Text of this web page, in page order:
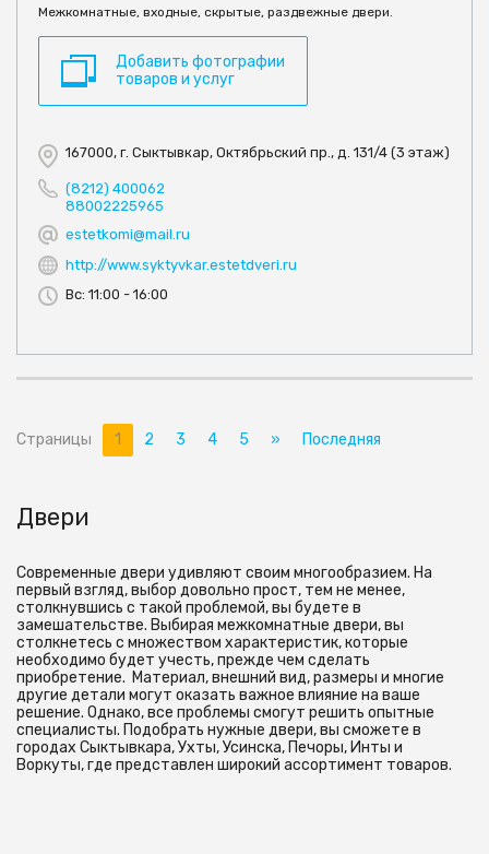
Межкомнатные, входные, скрытые, раздвежные двери.
Добавить фотографии
товаров и услуг
167000, г. Сыктывкар, Октябрьский пр., д. 131/4 (3 этаж)
(8212) 400062
88002225965
estetkomi@mail.ru
http://www.syktyvkar.estetdveri.ru
Вс: 11:00 - 16:00
Страницы 1 2 3 4 5 » Последняя
Двери
Современные двери удивляют своим многообразием. На
первый взгляд, выбор довольно прост, тем не менее,
столкнувшись с такой проблемой, вы будете в
замешательстве. Выбирая межкомнатные двери, вы
столкнетесь с множеством характеристик, которые
необходимо будет учесть, прежде чем сделать
приобретение. Материал, внешний вид, размеры и многие
другие детали могут оказать важное влияние на ваше
решение. Однако, все проблемы смогут решить опытные
специалисты. Подобрать нужные двери, вы сможете в
городах Сыктывкара, Ухты, Усинска, Печоры, Инты и
Воркуты, где представлен широкий ассортимент товаров.